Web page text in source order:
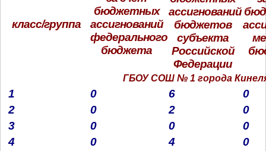
класс/группа
бюджетных
ассигнований
федерального
бюджета
ассигнований
бюджетов
субъекта
Российской
Федерации
ГБОУ СОШ № 1 города
1 0 6
0
2
0 2
0
3
0 0
0
4
0 4
0